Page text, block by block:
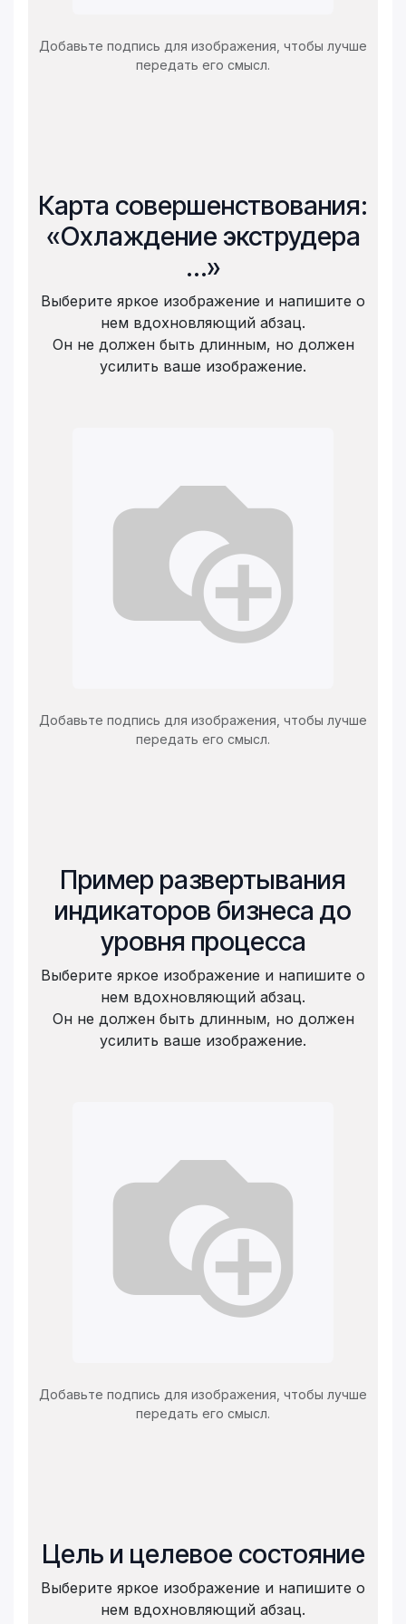
Добавьте подпись для изображения, чтобы лучше
передать его смысл.
Карта совершенствования:
«Охлаждение экструдера
…»
Выберите яркое изображение и напишите о
нем вдохновляющий абзац.
Он не должен быть длинным, но должен
усилить ваше изображение.
Добавьте подпись для изображения, чтобы лучше
передать его смысл.
Пример развертывания
индикаторов бизнеса до
уровня процесса
Выберите яркое изображение и напишите о
нем вдохновляющий абзац.
Он не должен быть длинным, но должен
усилить ваше изображение.
Добавьте подпись для изображения, чтобы лучше
передать его смысл.
Цель и целевое состояние
Выберите яркое изображение и напишите о
нем вдохновляющий абзац.